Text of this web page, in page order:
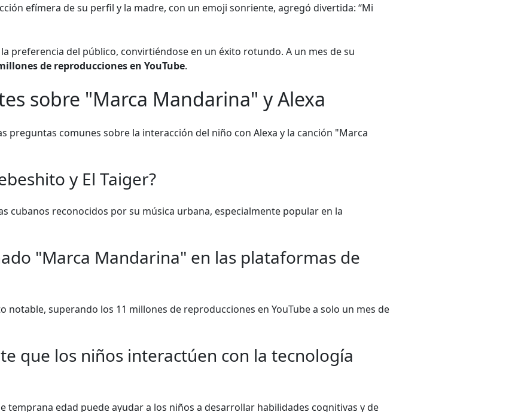
efímera de su perfil y la madre, con un emoji sonriente, agregó divertida: “Mi
la preferencia del público, convirtiéndose en un éxito rotundo. A un mes de su
de reproducciones en YouTube.
sobre "Marca Mandarina" y Alexa
preguntas comunes sobre la interacción del niño con Alexa y la canción "Marca
y El Taiger?
cubanos reconocidos por su música urbana, especialmente popular en la
"Marca Mandarina" en las plataformas de
notable, superando los 11 millones de reproducciones en YouTube a solo un mes de
que los niños interactúen con la tecnología
temprana edad puede ayudar a los niños a desarrollar habilidades cognitivas y de